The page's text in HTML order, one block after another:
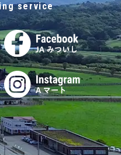
service